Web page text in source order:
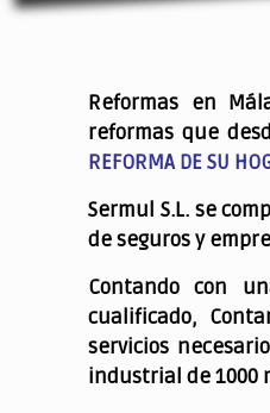
Reformas en
reformas que
REFORMA DE SU
Sermul S.L. se
de seguros y
Contando con
cualificado,
servicios
industrial de 1000